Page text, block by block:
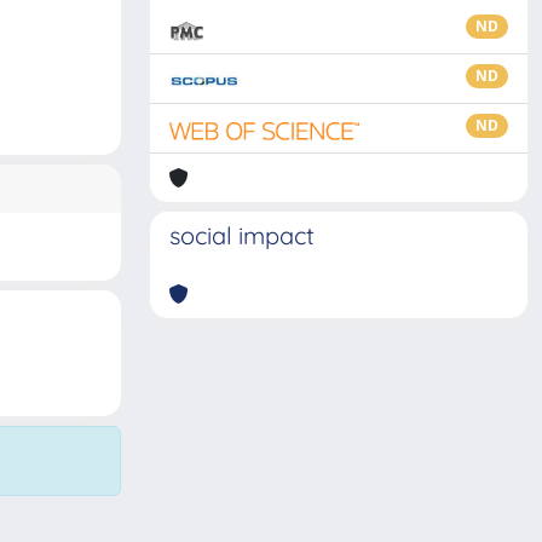
ND
ND
ND
social impact